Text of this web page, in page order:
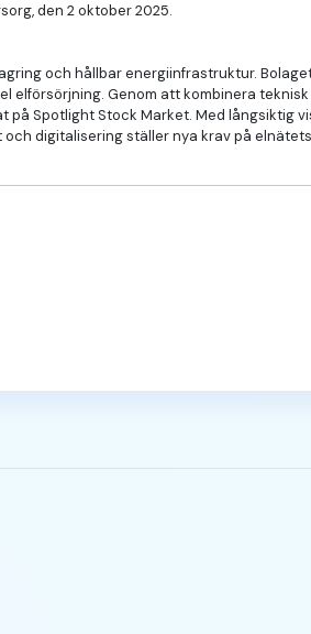
den 2 oktober 2025.
och hållbar energiinfrastruktur.
elförsörjning. Genom att kombinera
Spotlight Stock Market. Med långsiktig
digitalisering ställer nya krav på